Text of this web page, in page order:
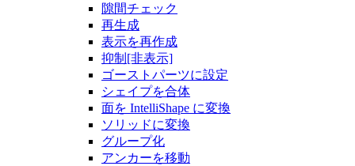
隙間チェック
再生成
表示を再作成
抑制[非表示]
ゴーストパーツに設定
シェイプを合体
面を IntelliShape に変換
ソリッドに変換
グループ化
アンカーを移動